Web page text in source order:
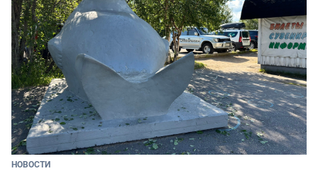
НОВОСТИ